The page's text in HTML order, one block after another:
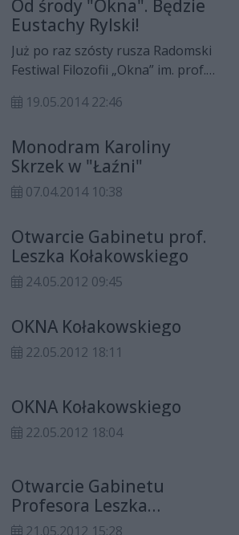
Od środy "Okna". Będzie
Eustachy Rylski!
Już po raz szósty rusza Radomski
Festiwal Filozofii „Okna” im. prof.
spotkania autorskie, debata, a
Przyjedzie jednej z najlepszych
polskich pisarzy - Eustachy Rylski.
19.05.2014 22:46
Monodram Karoliny
Skrzek w "Łaźni"
07.04.2014 10:38
Otwarcie Gabinetu prof.
Leszka Kołakowskiego
24.05.2012 09:45
OKNA Kołakowskiego
22.05.2012 18:11
OKNA Kołakowskiego
22.05.2012 18:04
Otwarcie Gabinetu
Profesora Leszka
Kołakowskiego
21.05.2012 15:28